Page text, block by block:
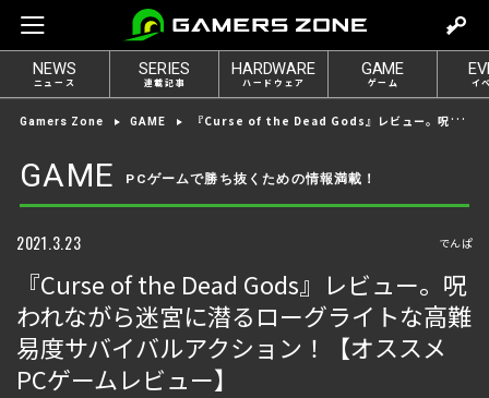
e
t
o
n
NEWS
ニュース
SERIES
連載記事
HARDWARE
ハードウェア
GAME
ゲーム イ
Gamers Zone GAME 『Curse of the Dead Gods』レビュー。呪われながら迷宮に潜るローグライトな高難易度サバイバルアクション！【オススメPCゲームレビュー】
GAME PCゲームで勝ち抜くための情報満載！
2021.3.23 でんぱ
『Curse of the Dead Gods』レビュー。呪
われながら迷宮に潜るローグライトな高難
易度サバイバルアクション！【オススメ
PCゲームレビュー】